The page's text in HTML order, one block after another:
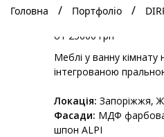
Головна Портфоліо
от 25000 грн
Меблі у ванну кімнату
інтегрованою
Локація: Запоріжжя,
Фасади: МДФ
шпон ALPI